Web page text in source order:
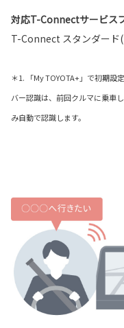
対応T-Connectサービス
T-Connect スタンダード
＊1. 「My TOYOTA+」で初期
バー認識は、前回クルマに乗車
み自動で認識します。